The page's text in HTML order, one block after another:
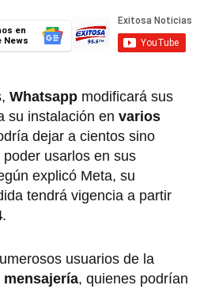
en
News
Whatsapp modificará sus
su instalación en varios
dejar a cientos sino
poder usarlos en sus
explicó Meta, su
tendrá vigencia a partir
.
usuarios de la
, quienes podrían